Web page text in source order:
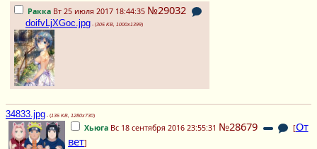
Ракка Вт 25 июля 2017 18:44:35 №29032
doifvLjXGoc.jpg - (305 KB, 1000x1399)
34833.jpg - (136 KB, 1280x730)
Хьюга Вс 18 сентября 2016 23:55:31 №28679 [От
вет]